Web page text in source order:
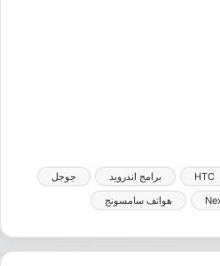
HTC برامج اندرويد
جوجل
هواتف سامسونج